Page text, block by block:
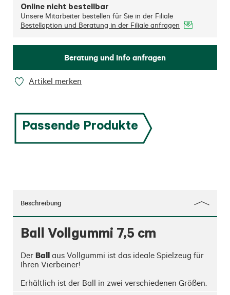
Online nicht bestellbar
Unsere Mitarbeiter bestellen für Sie in der Filiale
Bestelloption und Beratung in der Filiale anfragen
Beratung und Info anfragen
Artikel merken
Passende Produkte
Beschreibung
Ball Vollgummi 7,5 cm
Der Ball aus Vollgummi ist das ideale Spielzeug für
Ihren Vierbeiner!
Erhältlich ist der Ball in zwei verschiedenen Größen.